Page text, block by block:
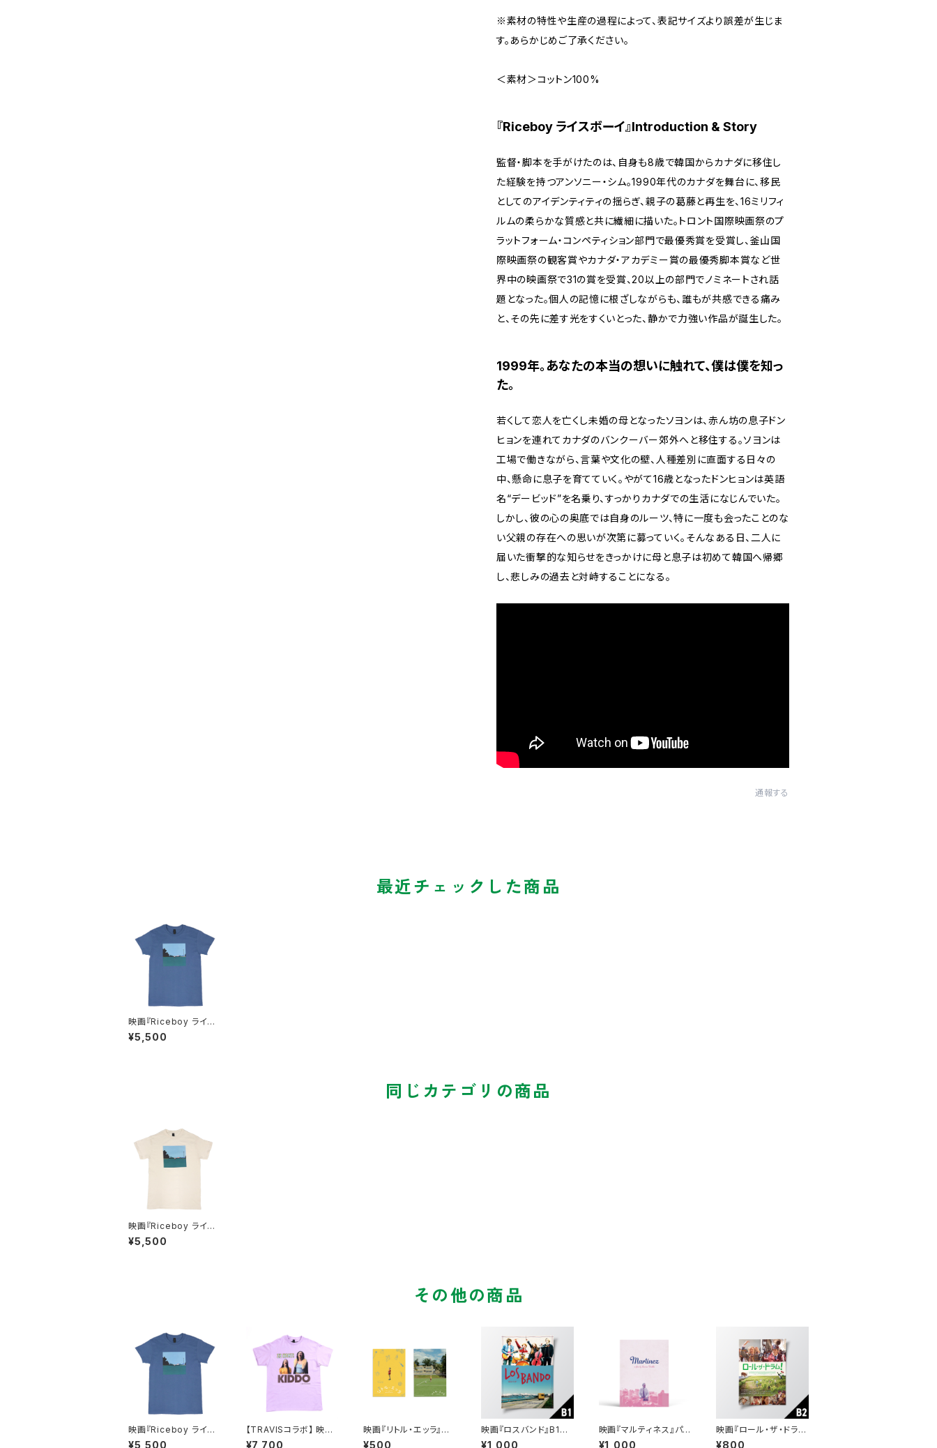
※素材の特性や生産の過程によって、表記サイズより誤差が生じま
す。あらかじめご了承ください。
＜素材＞コットン100%
『Riceboy ライスボーイ』Introduction & Story
監督・脚本を手がけたのは、自身も8歳で韓国からカナダに移住し
た経験を持つアンソニー・シム。1990年代のカナダを舞台に、移民
としてのアイデンティティの揺らぎ、親子の葛藤と再生を、16ミリフィ
ルムの柔らかな質感と共に繊細に描いた。トロント国際映画祭のプ
ラットフォーム・コンペティション部門で最優秀賞を受賞し、釜山国
際映画祭の観客賞やカナダ・アカデミー賞の最優秀脚本賞など世
界中の映画祭で31の賞を受賞、20以上の部門でノミネートされ話
題となった。個人の記憶に根ざしながらも、誰もが共感できる痛み
と、その先に差す光をすくいとった、静かで力強い作品が誕生した。
1999年。あなたの本当の想いに触れて、僕は僕を知っ
た。
若くして恋人を亡くし未婚の母となったソヨンは、赤ん坊の息子ドン
ヒョンを連れてカナダのバンクーバー郊外へと移住する。ソヨンは
工場で働きながら、言葉や文化の壁、人種差別に直面する日々の
中、懸命に息子を育てていく。やがて16歳となったドンヒョンは英語
名“デービッド”を名乗り、すっかりカナダでの生活になじんでいた。
しかし、彼の心の奥底では自身のルーツ、特に一度も会ったことのな
い父親の存在への思いが次第に募っていく。そんなある日、二人に
届いた衝撃的な知らせをきっかけに母と息子は初めて韓国へ帰郷
し、悲しみの過去と対峙することになる――。
通報する
最近チェックした商品
映画『Riceboy ライス
ボーイ』Tシャツ インデ
ィゴブルー
¥5,500
同じカテゴリの商品
映画『Riceboy ライス
ボーイ』Tシャツ ナチュ
ラル
¥5,500
その他の商品
映画『Riceboy ライス
ボーイ』Tシャツ インデ
¥5,500
【TRAVISコラボ】 映画
『KIDDO キドー』ZE K
¥7,700
映画『リトル・エッラ』ポ
ストカード2枚セット
¥500
映画『ロスバンド』B1ポ
スター
¥1,000
映画『マルティネス』パン
フレット
¥1,000
映画『ロール・ザ・ドラ
ム！』B2ポスター
¥800